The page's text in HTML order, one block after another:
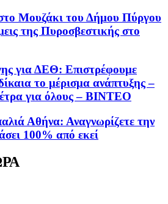
Μουζάκι του Δήμου Πύργου
της Πυροσβεστικής στο
για ΔΕΘ: Επιστρέφουμε
το μέρισμα ανάπτυξης –
για όλους – BINTEO
Αθήνα: Αναγνωρίζετε την
100% από εκεί